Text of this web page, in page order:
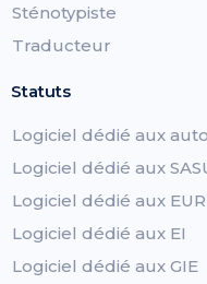
Sténotypiste
Traducteur
Statuts
Logiciel dédié aux
Logiciel dédié aux
Logiciel dédié aux
Logiciel dédié aux EI
Logiciel dédié aux GIE